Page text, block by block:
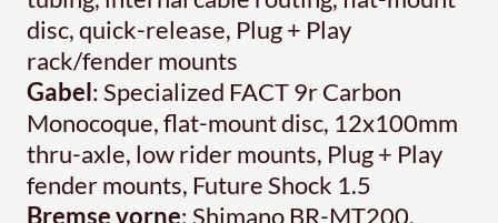
disc, quick-release, Plug + Play
rack/fender mounts
Gabel: Specialized FACT 9r Carbon
Monocoque, flat-mount disc, 12x100mm
thru-axle, low rider mounts, Plug + Play
fender mounts, Future Shock 1.5
Bremse vorne: Shimano BR-MT200,